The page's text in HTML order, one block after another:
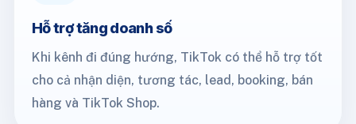
Hỗ trợ tăng doanh số
Khi kênh đi đúng hướng, TikTok có thể hỗ trợ tốt
cho cả nhận diện, tương tác, lead, booking, bán
hàng và TikTok Shop.